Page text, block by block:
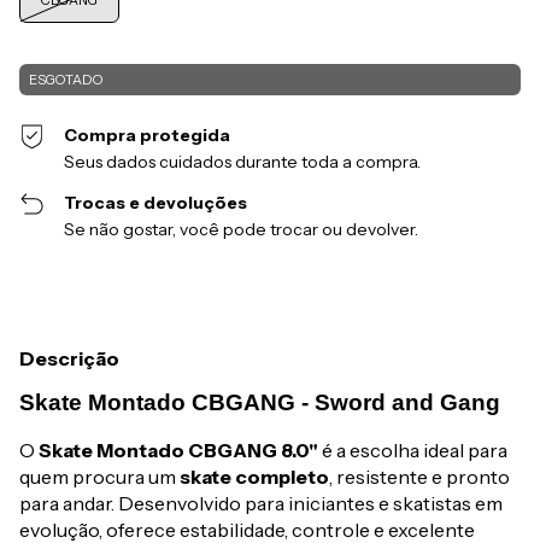
Compra protegida
Seus dados cuidados durante toda a compra.
Trocas e devoluções
Se não gostar, você pode trocar ou devolver.
Descrição
Skate Montado CBGANG - Sword and Gang
O Skate Montado CBGANG 8.0" é a escolha ideal para
quem procura um skate completo, resistente e pronto
para andar. Desenvolvido para iniciantes e skatistas em
evolução, oferece estabilidade, controle e excelente